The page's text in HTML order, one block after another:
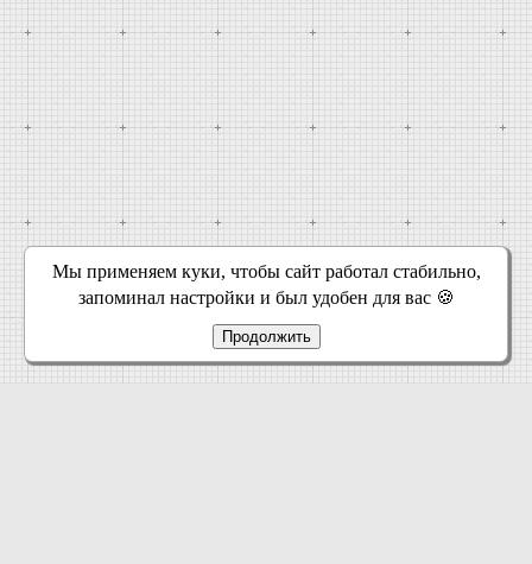
Мы применяем куки, чтобы сайт работал стабильно,
запоминал настройки и был удобен для вас 🍪
Продолжить